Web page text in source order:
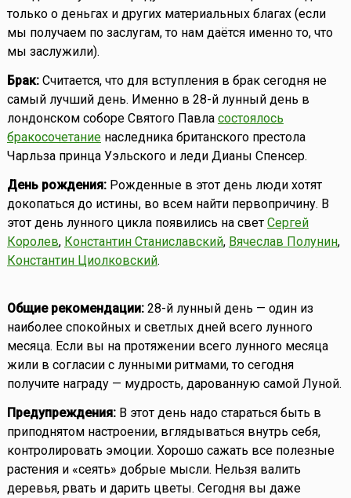
только о деньгах и других материальных благах (если
мы получаем по заслугам, то нам даётся именно то, что
мы заслужили).
Брак:Считается, что для вступления в брак сегодня не
самый лучший день. Именно в 28-й лунный день в
лондонском соборе Святого Павла состоялось
бракосочетаниенаследника британского престола
Чарльза принца Уэльского и леди Дианы Спенсер.
День рождения:Рожденные в этот день люди хотят
докопаться до истины, во всем найти первопричину. В
этот день лунного цикла появились на свет Сергей
Королев, Константин Станиславский, Вячеслав Полунин,
Константин Циолковский.
Общие рекомендации:28-й лунный день — один из
наиболее спокойных и светлых дней всего лунного
месяца. Если вы на протяжении всего лунного месяца
жили в согласии с лунными ритмами, то сегодня
получите награду — мудрость, дарованную самой Луной.
Предупреждения:В этот день надо стараться быть в
приподнятом настроении, вглядываться внутрь себя,
контролировать эмоции. Хорошо сажать все полезные
растения и «сеять» добрые мысли. Нельзя валить
деревья, рвать и дарить цветы. Сегодня вы даже